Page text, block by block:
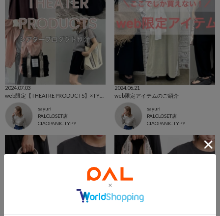
2024.07.03
sayuri
PALCLOSET店
CIAOPANIC TYPY
2024.06.21
web限定アイテムのご紹介
sayuri
PALCLOSET店
CIAOPANIC TYPY